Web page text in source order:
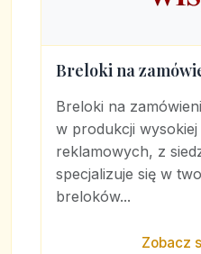
Breloki na
Breloki na
w produkcji
reklamowych, z
specjalizuje się w
breloków...
Zobacz